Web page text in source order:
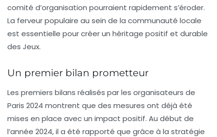
comité d’organisation pourraient rapidement s’éroder.
La ferveur populaire au sein de la communauté locale
est essentielle pour créer un héritage positif et durable
des Jeux.
Un premier bilan prometteur
Les premiers bilans réalisés par les organisateurs de
Paris 2024 montrent que des mesures ont déjà été
mises en place avec un impact positif. Au début de
l’année 2024, il a été rapporté que grâce à la stratégie